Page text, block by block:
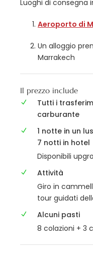
Luoghi di consegna
Aeroporto di
Un alloggio
Marrakech
Il prezzo include
Tutti i
carburante
1 notte in un
7 notti in hotel
Disponibili
Attività
Giro in
tour guidati
Alcuni pasti
8 colazioni + 3